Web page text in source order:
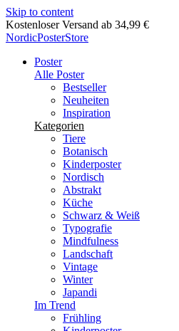
Skip to content
Lieferung in 2-5 Werktagen
NordicPosterStore
Poster
Alle Poster
Bestseller
Neuheiten
Inspiration
Kategorien
Tiere
Botanisch
Kinderposter
Nordisch
Abstrakt
Küche
Schwarz & Weiß
Typografie
Mindfulness
Landschaft
Vintage
Winter
Japandi
Im Trend
Frühling